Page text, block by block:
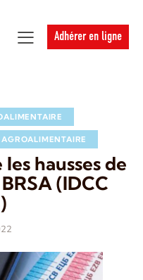
Adhérer en ligne
hausses de
(IDCC